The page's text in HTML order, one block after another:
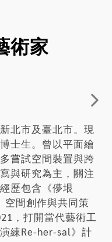
」作為兩大主軸，
生命經驗。
君，將台北當代
結合自身家庭故事
於機構與創作的形
文化提出批判。程
各個角色與自我之
。林沛瑤透過影像
意識的生成機制。
儀勳、重田誠治、黃泓
術家
北市及臺北市。現
士生。曾以平面繪
嘗試空間裝置與跨
與研究為主，關注
歷包含《儚垠
空間創作與共同策
，打開當代藝術工
練Re-her-sal》計